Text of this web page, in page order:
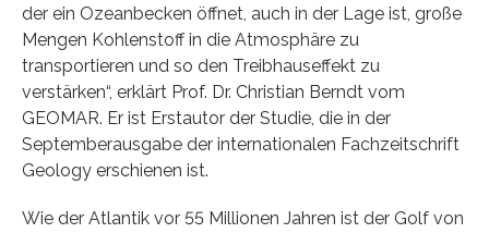
der ein Ozeanbecken öffnet, auch in der Lage ist, große
Mengen Kohlenstoff in die Atmosphäre zu
transportieren und so den Treibhauseffekt zu
verstärken“, erklärt Prof. Dr. Christian Berndt vom
GEOMAR. Er ist Erstautor der Studie, die in der
Septemberausgabe der internationalen Fachzeitschrift
Geology erschienen ist.
Wie der Atlantik vor 55 Millionen Jahren ist der Golf von